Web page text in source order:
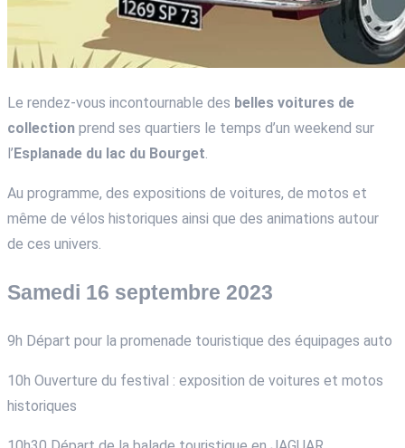
Le rendez-vous incontournable des belles voitures de
collection prend ses quartiers le temps d’un weekend sur
l’ Esplanade du lac du Bourget.
Au programme, des expositions de voitures, de motos et
même de vélos historiques ainsi que des animations autour
de ces univers.
Samedi 16 septembre 2023
9h Départ pour la promenade touristique des équipages auto
10h Ouverture du festival : exposition de voitures et motos
historiques